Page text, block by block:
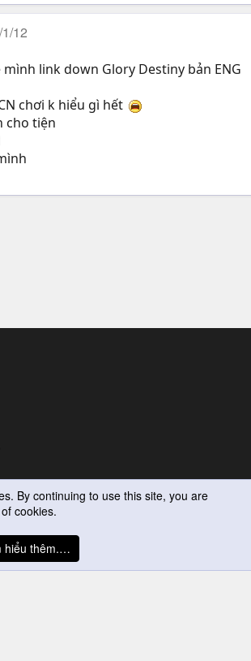
12
link down Glory Destiny bản ENG
chơi k hiểu gì hết
cho tiện
By continuing to use this site, you are
cookies.
hiểu thêm.…